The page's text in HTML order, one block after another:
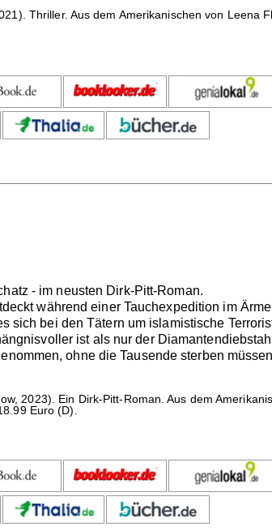
Thriller. Aus dem Amerikanischen von Leena
- im neusten Dirk-Pitt-Roman.
während einer Tauchexpedition im
sich bei den Tätern um islamistische
ist als nur der
ohne die Tausende sterben
2023). Ein Dirk-Pitt-Roman. Aus dem
Euro (D).